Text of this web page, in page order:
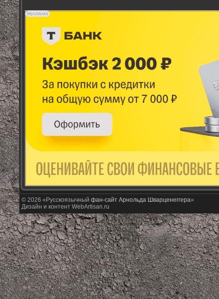
© 2026 «Русскоязычный фан-сайт Арнольда Шварценеггера»
Дизайн и контент WebArtisan.ru